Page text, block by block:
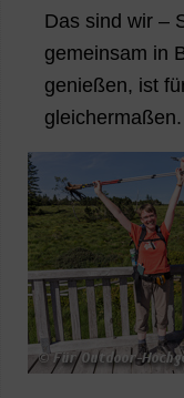
Das sind wir –
gemeinsam in
genießen, ist
gleichermaßen.